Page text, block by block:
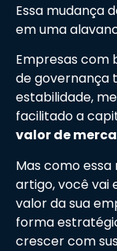
Essa mudança
em uma
Empresas com
de governança
estabilidade,
facilitado a
valor de
Mas como
artigo, você vai
valor da sua
forma
crescer com